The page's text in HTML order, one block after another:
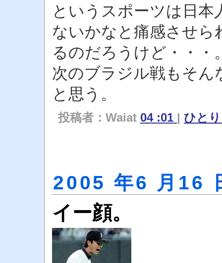
というスポーツは日
ないかなと痛感させら
るのだろうけど・・・
次のブラジル戦もそ
と思う。
投稿者：Waiat 04 :01 | ひと
2005 年6 月16
イー顔。